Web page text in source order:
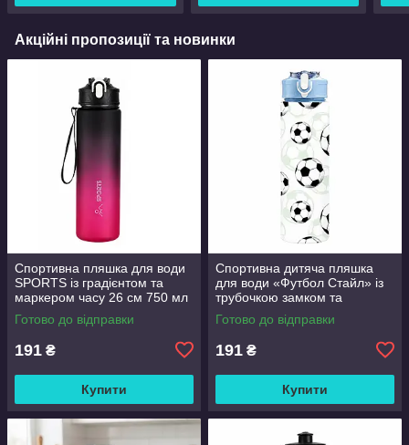
Акційні пропозиції та новинки
Спортивна пляшка для води
SPORTS із градієнтом та
маркером часу 26 см 750 мл
Чорно-рожева
Готово до відправки
191 ₴
Купити
Спортивна дитяча пляшка
для води «Футбол Стайл» із
трубочкою замком та
ремінцем 25.5 см 750 мл
синій
Готово до відправки
191 ₴
Купити